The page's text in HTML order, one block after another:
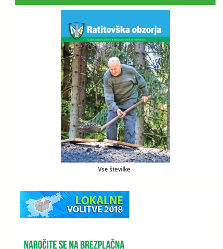
Vse številke